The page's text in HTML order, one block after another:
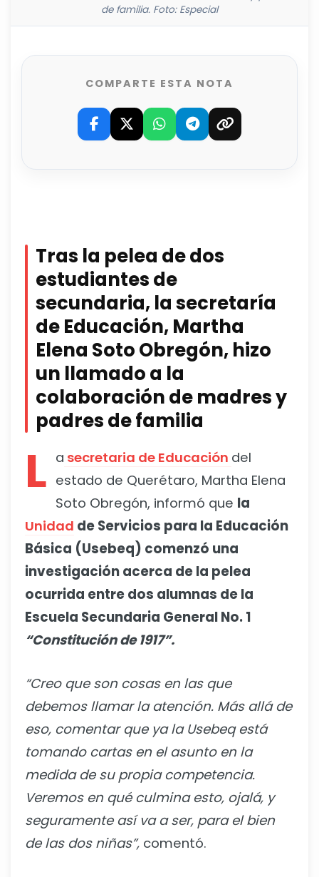
de familia. Foto: Especial
COMPARTE ESTA NOTA
Tras la pelea de dos
estudiantes de
secundaria, la secretaría
de Educación, Martha
Elena Soto Obregón, hizo
un llamado a la
colaboración de madres y
padres de familia
L a secretaria de Educación del
estado de Querétaro, Martha Elena
Soto Obregón, informó que la
Unidad de Servicios para la Educación
Básica (Usebeq) comenzó una
investigación acerca de la pelea
ocurrida entre dos alumnas de la
Escuela Secundaria General No. 1
“Constitución de 1917”.
“Creo que son cosas en las que
debemos llamar la atención. Más allá de
eso, comentar que ya la Usebeq está
tomando cartas en el asunto en la
medida de su propia competencia.
Veremos en qué culmina esto, ojalá, y
seguramente así va a ser, para el bien
de las dos niñas”, comentó.